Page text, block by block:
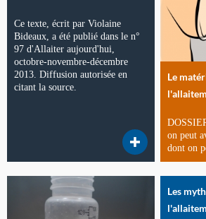
Ce texte, écrit par Violaine
Bideaux, a été publié dans le n°
97 d'Allaiter aujourd'hui,
octobre-novembre-décembre
2013. Diffusion autorisée en
citant la source.
Le
on peut
dont on
Les